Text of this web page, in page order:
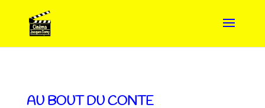
AU BOUT DU CONTE